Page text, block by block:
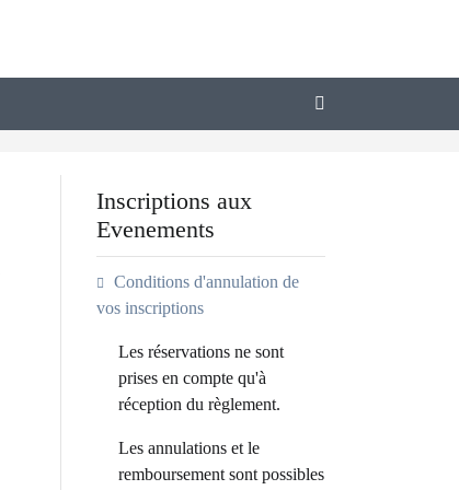
Inscriptions aux
Evenements
Conditions d'annulation de
vos inscriptions
Les réservations ne sont
prises en compte qu'à
réception du règlement.
Les annulations et le
remboursement sont possibles